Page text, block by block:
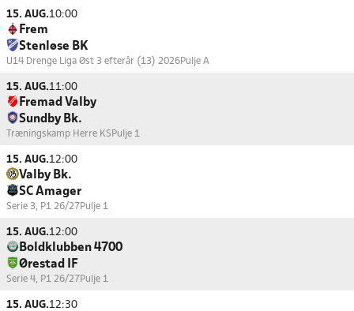
15. AUG.10:00
Frem
Stenløse BK
U14 Drenge Liga Øst 3 efterår (13) 2026Pulje A
15. AUG.11:00
Fremad Valby
Sundby Bk.
Træningskamp Herre KS Pulje 1
15. AUG.12:00
Valby Bk.
SC Amager
Serie 3, P1 26/27 Pulje 1
15. AUG.12:00
Boldklubben 4700
Ørestad IF
Serie 4, P1 26/27 Pulje 1
15. AUG.12:30